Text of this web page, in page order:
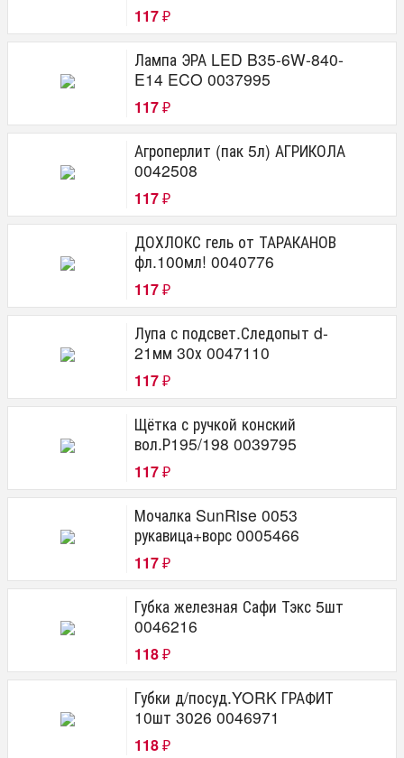
117 ₽
Лампа ЭРА LED B35-6W-840-
E14 ECO 0037995
117 ₽
Агроперлит (пак 5л) АГРИКОЛА
0042508
117 ₽
ДОХЛОКС гель от ТАРАКАНОВ
фл.100мл! 0040776
117 ₽
Лупа с подсвет.Следопыт d-
21мм 30х 0047110
117 ₽
Щётка с ручкой конский
вол.Р195/198 0039795
117 ₽
Мочалка SunRise 0053
рукавица+ворс 0005466
117 ₽
Губка железная Сафи Тэкс 5шт
0046216
118 ₽
Губки д/посуд.YORK ГРАФИТ
10шт 3026 0046971
118 ₽